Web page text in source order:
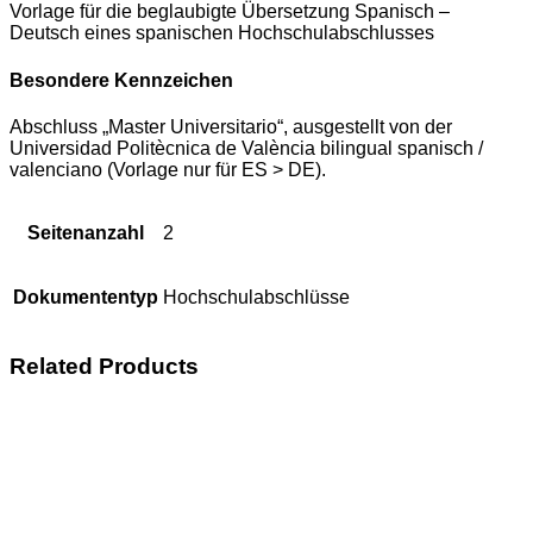
Vorlage für die beglaubigte Übersetzung Spanisch –
Deutsch eines spanischen Hochschulabschlusses
Besondere Kennzeichen
Abschluss „Master Universitario“, ausgestellt von der
Universidad Politècnica de València bilingual spanisch /
valenciano (Vorlage nur für ES > DE).
Seitenanzahl 2
Dokumententyp Hochschulabschlüsse
Related Products